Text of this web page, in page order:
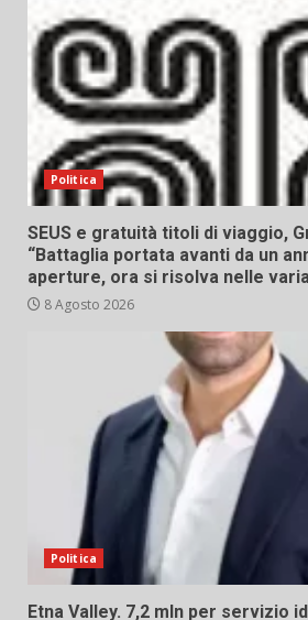
Politica
SEUS e gratuità titoli di viaggio,
“Battaglia portata avanti da un
aperture, ora si risolva nelle
8 Agosto 2026
Politica
Etna Valley. 7,2 mln per servizio